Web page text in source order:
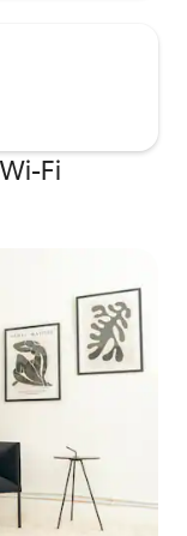
Fi